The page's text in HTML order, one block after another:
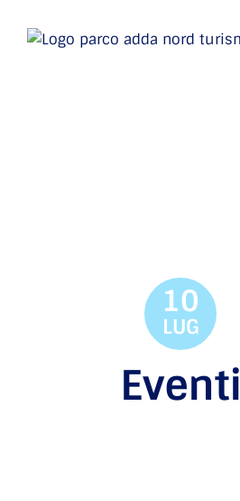
10
LUG
Eventi